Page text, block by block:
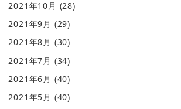
2021年10月 (28)
2021年9月 (29)
2021年8月 (30)
2021年7月 (34)
2021年6月 (40)
2021年5月 (40)